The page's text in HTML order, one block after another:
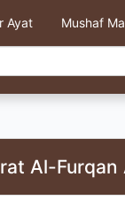
Ayat Mushaf
Al-Furqan